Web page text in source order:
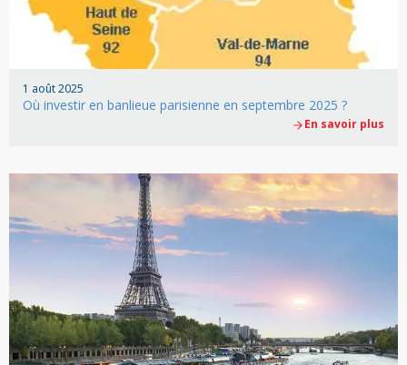
1 août 2025
Où investir en banlieue parisienne en septembre 2025 ?
En savoir plus